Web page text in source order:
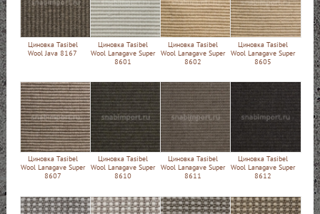
Циновка Tasibel
Wool Java 8167
Циновка Tasibel
Wool Lanagave Super
8601
Циновка Tasibel
Wool Lanagave Super
8602
Циновка Tasibel
Wool Lanagave Super
8605
Циновка Tasibel
Wool Lanagave Super
8607
Циновка Tasibel
Wool Lanagave Super
8610
Циновка Tasibel
Wool Lanagave Super
8611
Циновка Tasibel
Wool Lanagave Super
8612